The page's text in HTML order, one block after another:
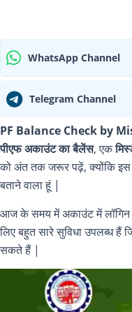
WhatsApp Channel
Telegram Channel
PF Balance Check by
पीएफ अकाउंट का बैलेंस, एक
को अंत तक जरूर पढ़ें, क्योंकि
बताने वाला हूं |
आज के समय में अकाउंट में
लिए बहुत सारे सुविधा उपलब्ध हैं
सकते हैं |